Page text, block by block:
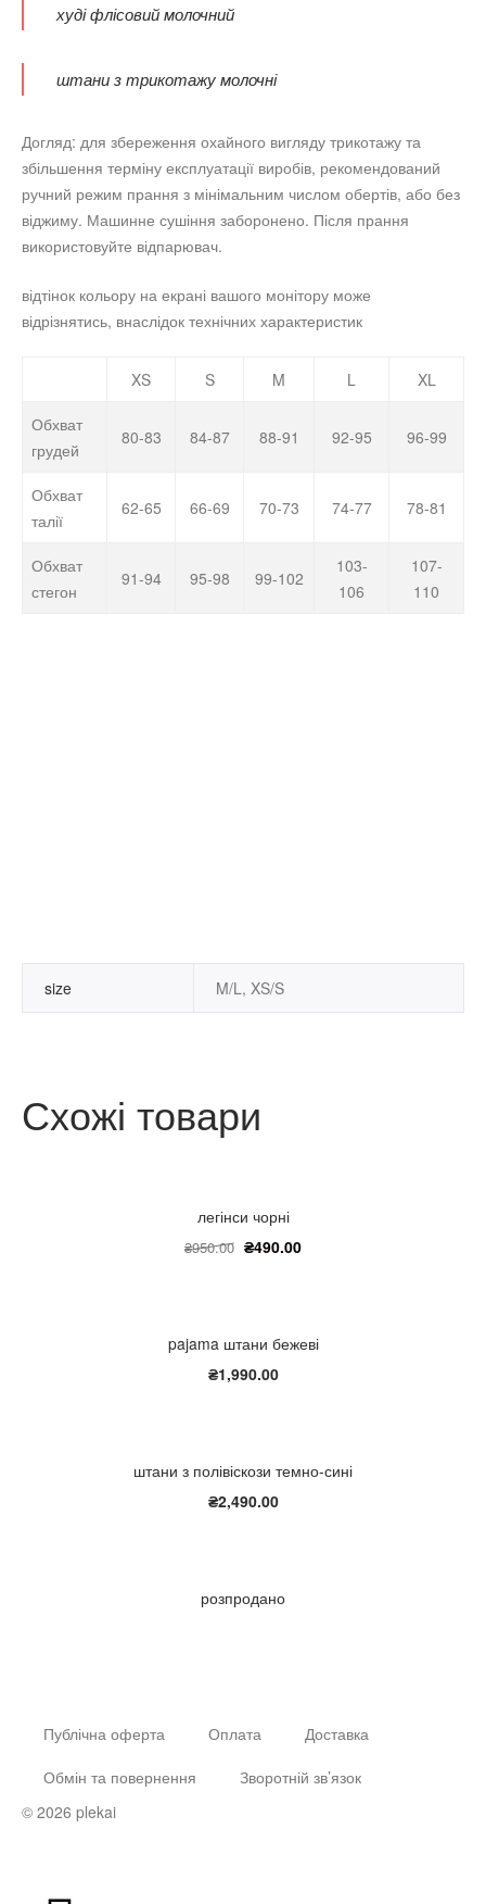
худі флісовий молочний
штани з трикотажу молочні
Догляд: для збереження охайного вигляду трикотажу та
збільшення терміну експлуатації виробів, рекомендований
ручний режим прання з мінімальним числом обертів, або без
віджиму. Машинне сушіння заборонено. Після прання
використовуйте відпарювач.
відтінок кольору на екрані вашого монітору може
відрізнятись, внаслідок технічних характеристик
XS S M L XL
Обхват
грудей
80-83 84-87 88-91 92-95 96-99
Обхват
талії
62-65 66-69 70-73 74-77 78-81
Обхват
стегон
91-94 95-98 99-102
103-
106
107-
110
size M/L, XS/S
Схожі товари
легінси чорні
₴950.00 ₴490.00
pajama штани бежеві
₴1,990.00
штани з полівіскози темно-сині
₴2,490.00
розпродано
Публічна оферта Оплата
Доставка
Обмін та повернення
Зворотній зв’язок
© 2026 plekai